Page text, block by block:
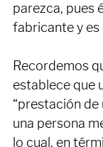
comercializar
parezca, pues
Recordemos
establece que
“prestación de